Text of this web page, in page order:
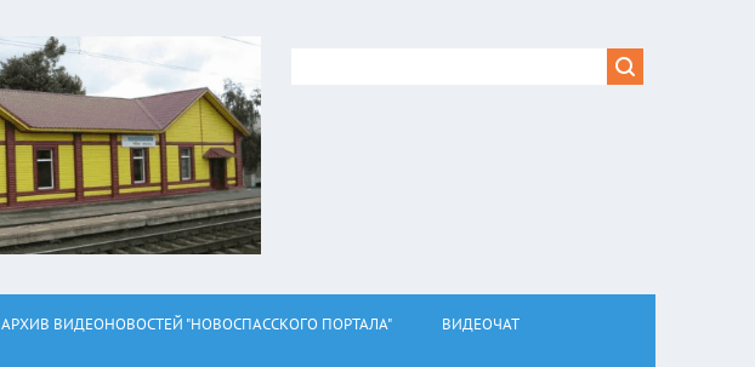
АРХИВ ВИДЕОНОВОСТЕЙ "НОВОСПАССКОГО ПОРТАЛА" ВИДЕОЧАТ